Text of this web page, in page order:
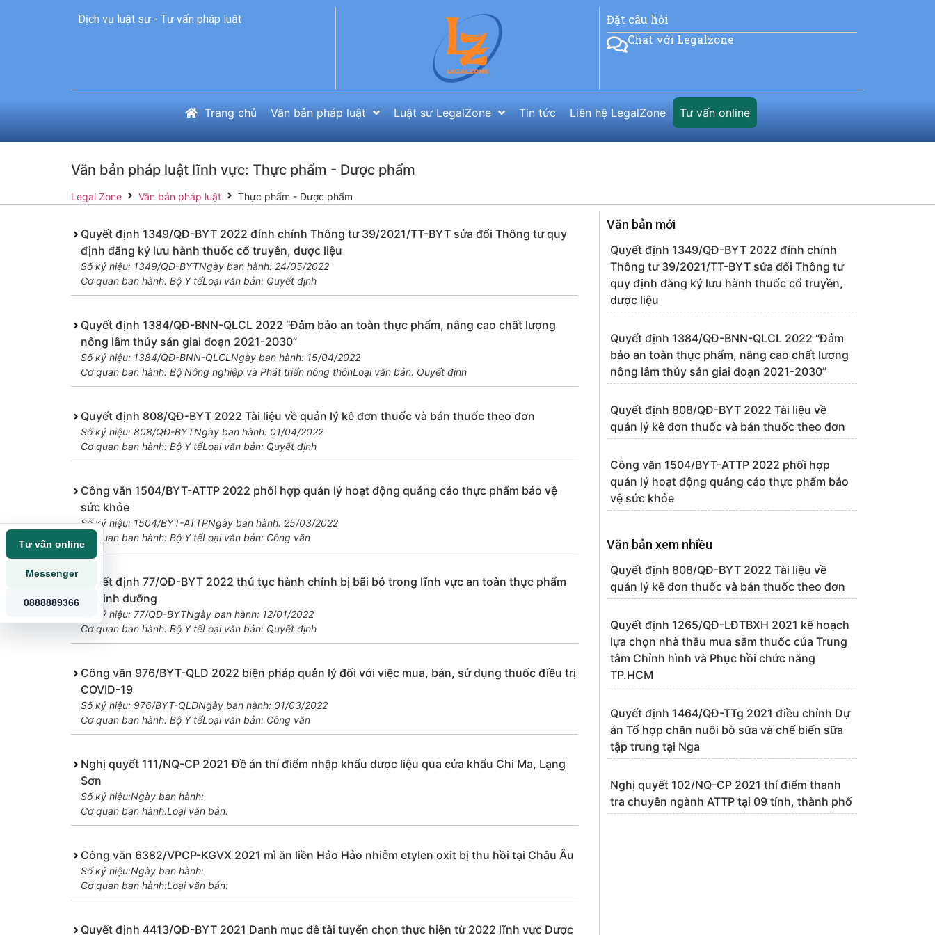
Dịch vụ luật sư - Tư vấn pháp luật
Đặt câu hỏi
Chat với Legalzone
Trang chủ Văn bản pháp luật Luật sư LegalZone Tin tức Liên hệ LegalZone Tư vấn online
Văn bản pháp luật lĩnh vực: Thực phẩm - Dược phẩm
Legal Zone Văn bản pháp luật Thực phẩm - Dược phẩm
Quyết định 1349/QĐ-BYT 2022 đính chính Thông tư 39/2021/TT-BYT sửa đổi Thông tư quy
định đăng ký lưu hành thuốc cổ truyền, dược liệu
Số ký hiệu: 1349/QĐ-BYTNgày ban hành: 24/05/2022
Cơ quan ban hành: Bộ Y tếLoại văn bản: Quyết định
Quyết định 1384/QĐ-BNN-QLCL 2022 “Đảm bảo an toàn thực phẩm, nâng cao chất lượng
nông lâm thủy sản giai đoạn 2021-2030”
Số ký hiệu: 1384/QĐ-BNN-QLCL Ngày ban hành: 15/04/2022
Cơ quan ban hành: Bộ Nông nghiệp và Phát triển nông thônLoại văn bản: Quyết định
Quyết định 808/QĐ-BYT 2022 Tài liệu về quản lý kê đơn thuốc và bán thuốc theo đơn
Số ký hiệu: 808/QĐ-BYTNgày ban hành: 01/04/2022
Cơ quan ban hành: Bộ Y tếLoại văn bản: Quyết định
Công văn 1504/BYT-ATTP 2022 phối hợp quản lý hoạt động quảng cáo thực phẩm bảo vệ
sức khỏe
Số ký hiệu: 1504/BYT-ATTPNgày ban hành: 25/03/2022
Cơ quan ban hành: Bộ Y tếLoại văn bản: Công văn
Quyết định 77/QĐ-BYT 2022 thủ tục hành chính bị bãi bỏ trong lĩnh vực an toàn thực phẩm
và dinh dưỡng
Số ký hiệu: 77/QĐ-BYTNgày ban hành: 12/01/2022
Cơ quan ban hành: Bộ Y tếLoại văn bản: Quyết định
Công văn 976/BYT-QLD 2022 biện pháp quản lý đối với việc mua, bán, sử dụng thuốc điều trị
COVID-19
Số ký hiệu: 976/BYT-QLDNgày ban hành: 01/03/2022
Cơ quan ban hành: Bộ Y tếLoại văn bản: Công văn
Nghị quyết 111/NQ-CP 2021 Đề án thí điểm nhập khẩu dược liệu qua cửa khẩu Chi Ma, Lạng
Sơn
Số ký hiệu:Ngày ban hành:
Cơ quan ban hành:Loại văn bản:
Công văn 6382/VPCP-KGVX 2021 mì ăn liền Hảo Hảo nhiễm etylen oxit bị thu hồi tại Châu Âu
Số ký hiệu:Ngày ban hành:
Cơ quan ban hành:Loại văn bản:
Quyết định 4413/QĐ-BYT 2021 Danh mục đề tài tuyển chọn thực hiện từ 2022 lĩnh vực Dược
Văn bản mới
Quyết định 1349/QĐ-BYT 2022 đính chính
Thông tư 39/2021/TT-BYT sửa đổi Thông tư
quy định đăng ký lưu hành thuốc cổ truyền,
dược liệu
Quyết định 1384/QĐ-BNN-QLCL 2022 “Đảm
bảo an toàn thực phẩm, nâng cao chất lượng
nông lâm thủy sản giai đoạn 2021-2030”
Quyết định 808/QĐ-BYT 2022 Tài liệu về
quản lý kê đơn thuốc và bán thuốc theo đơn
Công văn 1504/BYT-ATTP 2022 phối hợp
quản lý hoạt động quảng cáo thực phẩm bảo
vệ sức khỏe
Văn bản xem nhiều
Quyết định 808/QĐ-BYT 2022 Tài liệu về
quản lý kê đơn thuốc và bán thuốc theo đơn
Quyết định 1265/QĐ-LĐTBXH 2021 kế hoạch
lựa chọn nhà thầu mua sắm thuốc của Trung
tâm Chỉnh hình và Phục hồi chức năng
TP.HCM
Quyết định 1464/QĐ-TTg 2021 điều chỉnh Dự
án Tổ hợp chăn nuôi bò sữa và chế biến sữa
tập trung tại Nga
Nghị quyết 102/NQ-CP 2021 thí điểm thanh
tra chuyên ngành ATTP tại 09 tỉnh, thành phố
Tư vấn online
Messenger
0888889366